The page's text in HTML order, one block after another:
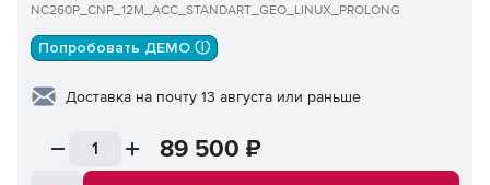
NC260P_CNP_12M_ACC_STANDART_GEO_LINUX_PROLONG
Попробовать ДЕМО ⓘ
Доставка на почту 13 августа или раньше
89 500 ₽